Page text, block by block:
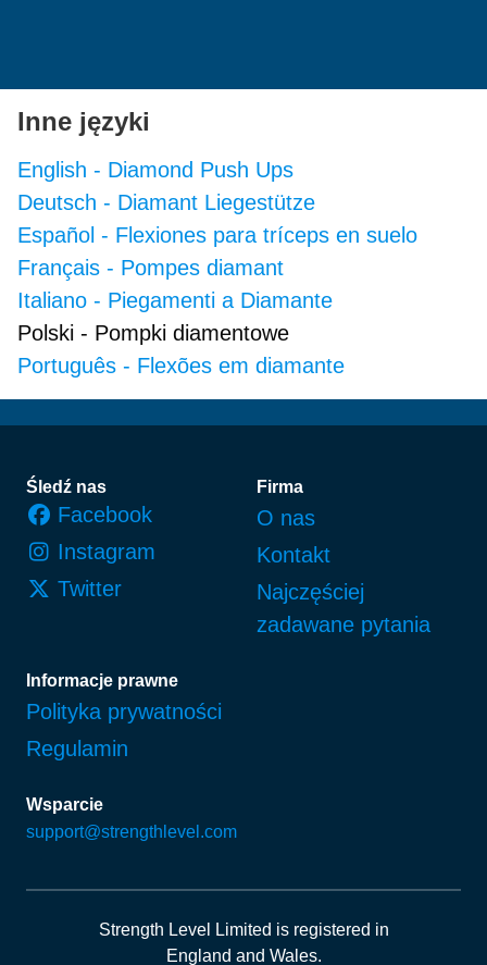
Inne języki
English - Diamond Push Ups
Deutsch - Diamant Liegestütze
Español - Flexiones para tríceps en suelo
Français - Pompes diamant
Italiano - Piegamenti a Diamante
Polski - Pompki diamentowe
Português - Flexões em diamante
Stopka
Śledź nas
Facebook
Instagram
Twitter
Firma
O nas
Kontakt
Najczęściej
zadawane pytania
Informacje prawne
Polityka prywatności
Regulamin
Wsparcie
support@strengthlevel.com
Strength Level Limited is registered in
England and Wales.